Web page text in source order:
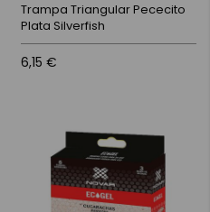
Trampa Triangular Pececito
Plata Silverfish
6,15 €